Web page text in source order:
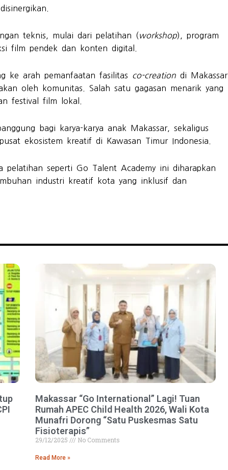
teknis, mulai dari pelatihan (workshop), program
film pendek dan konten digital.
ke arah pemanfaatan fasilitas co-creation di Makassar
oleh komunitas. Salah satu gagasan menarik yang
festival film lokal.
bagi karya-karya anak Makassar, sekaligus
ekosistem kreatif di Kawasan Timur Indonesia.
pelatihan seperti Go Talent Academy ini diharapkan
industri kreatif kota yang inklusif dan
Makassar “Go International” Lagi! Tuan
Rumah APEC Child Health 2026, Wali Kota
Munafri Dorong “Satu Puskesmas Satu
Fisioterapis”
29/12/2025 No Comments
Read More »